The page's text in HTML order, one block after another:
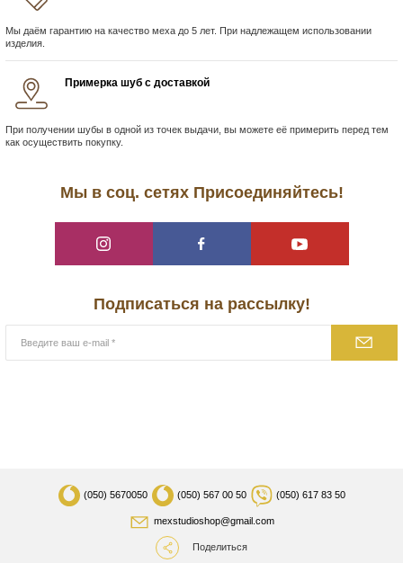
Мы даём гарантию на качество меха до 5 лет. При надлежащем использовании
изделия.
Примерка шуб с доставкой
При получении шубы в одной из точек выдачи, вы можете её примерить перед тем
как осуществить покупку.
Мы в соц. сетях Присоединяйтесь!
Подписаться на рассылку!
(050) 5670050 (050) 567 00 50 (050) 617 83 50
mexstudioshop@gmail.com
Поделиться